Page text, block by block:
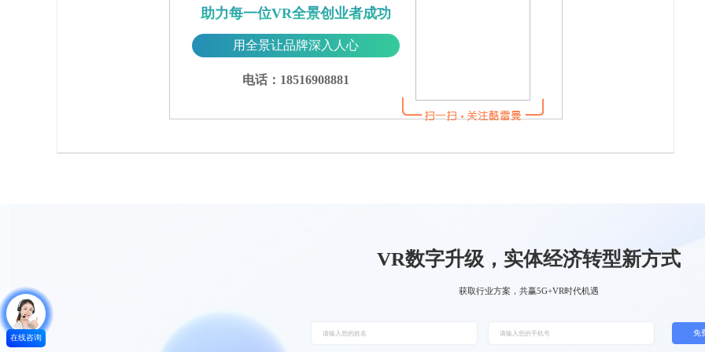
助力每一位VR全景创业者成功
用全景让品牌深入人心
电话：18516908881
在线咨询
VR数字升级，实体经济转型新方式
获取行业方案，共赢5G+VR时代机遇
免